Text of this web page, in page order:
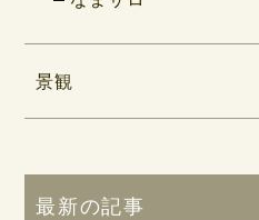
景観
最新の記事